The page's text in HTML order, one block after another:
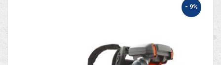
- 9%